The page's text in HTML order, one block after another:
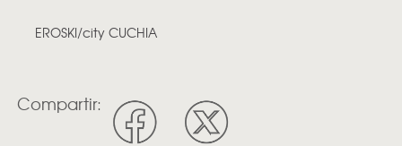
EROSKI/city CUCHIA
Compartir: